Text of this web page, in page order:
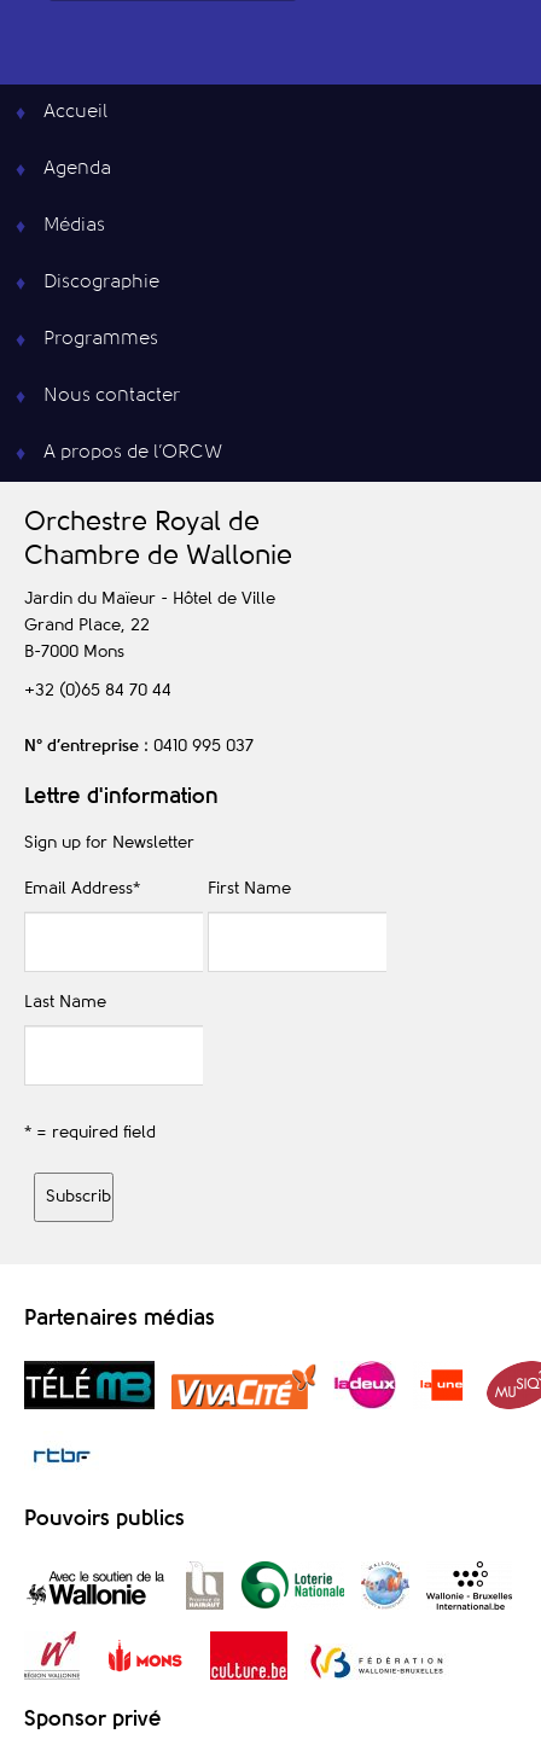
Accueil
Agenda
Médias
Discographie
Programmes
Nous contacter
A propos de l’ORCW
Orchestre Royal de
Chambre de Wallonie
Jardin du Maïeur - Hôtel de Ville
Grand Place, 22
B-7000 Mons
+32 (0)65 84 70 44
N° d’entreprise : 0410 995 037
Lettre d'information
Sign up for Newsletter
Email Address* First Name
Last Name
* = required field
Partenaires médias
Pouvoirs publics
Sponsor privé